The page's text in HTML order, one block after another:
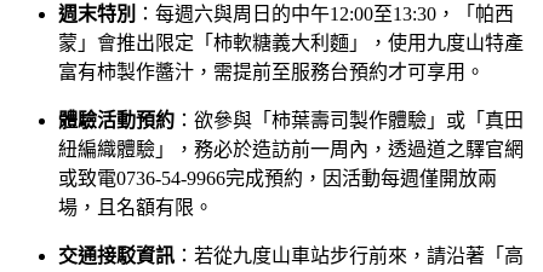
週末特別 ：每週六與周日的中午12:00至13:30，「帕西
蒙」會推出限定「柿軟糖義大利麵」，使用九度山特產
富有柿製作醬汁，需提前至服務台預約才可享用。
體驗活動預約 ：欲參與「柿葉壽司製作體驗」或「真田
紐編織體驗」，務必於造訪前一周內，透過道之驛官網
或致電0736-54-9966完成預約，因活動每週僅開放兩
場，且名額有限。
交通接駁資訊 ：若從九度山車站步行前來，請沿著「高